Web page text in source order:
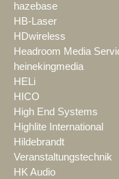
hazebase
HB-Laser
HDwireless
Headroom Media
heinekingmedia
HELi
HICO
High End Systems
Highlite International
Hildebrandt
Veranstaltungstechnik
HK Audio